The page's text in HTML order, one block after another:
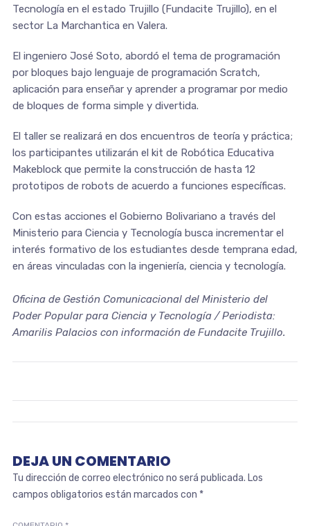
Tecnología en el estado Trujillo (Fundacite Trujillo), en el
sector La Marchantica en Valera.
El ingeniero José Soto, abordó el tema de programación
por bloques bajo lenguaje de programación Scratch,
aplicación para enseñar y aprender a programar por medio
de bloques de forma simple y divertida.
El taller se realizará en dos encuentros de teoría y práctica;
los participantes utilizarán el kit de Robótica Educativa
Makeblock que permite la construcción de hasta 12
prototipos de robots de acuerdo a funciones específicas.
Con estas acciones el Gobierno Bolivariano a través del
Ministerio para Ciencia y Tecnología busca incrementar el
interés formativo de los estudiantes desde temprana edad,
en áreas vinculadas con la ingeniería, ciencia y tecnología.
Oficina de Gestión Comunicacional del Ministerio del
Poder Popular para Ciencia y Tecnología / Periodista:
Amarilis Palacios con información de Fundacite Trujillo.
DEJA UN COMENTARIO
Tu dirección de correo electrónico no será publicada. Los
campos obligatorios están marcados con *